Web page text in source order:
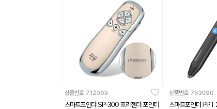
상품번호 712069
스마트포인터 SP-300 프리젠터 포인터
상품번호 763090
스마트포인터 PPT